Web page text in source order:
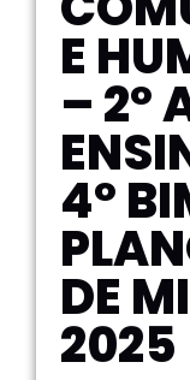
E
– 2º
4º
DE
2025